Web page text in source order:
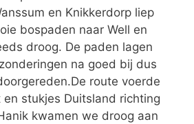
en Knikkerdorp liep
bospaden naar Well en
droog. De paden lagen
na goed bij dus
route voerde
stukjes Duitsland richting
kwamen we droog aan